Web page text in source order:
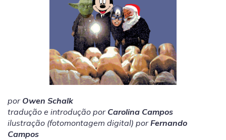
por Owen Schalk
tradução e introdução por Carolina Campos
ilustração (fotomontagem digital) porFernando
Campos